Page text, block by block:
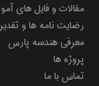
مقالات و فایل های
رضایت نامه ها و
معرفی هندسه پارس
پروژه ها
تماس با ما